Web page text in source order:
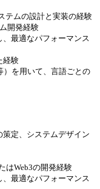
テムの設計と実装の経験
開発経験
最適なパフォーマンス
経験
）を用いて、言語ごとの
定、システムデザイン
はWeb3の開発経験
最適なパフォーマンス